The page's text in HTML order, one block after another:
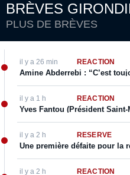
BRÈVES
PLUS DE BRÈVES
il y a 26 min RÉACTION
Amine Abderrebi : “C’est
il y a 1 h RÉACTION
Yves Fantou (Président
il y a 2 h RÉSERVE
Une première défaite pour la
il y a 2 h RÉACTION